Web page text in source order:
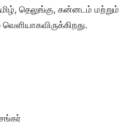
தெலுங்கு, கன்னடம் மற்றும்